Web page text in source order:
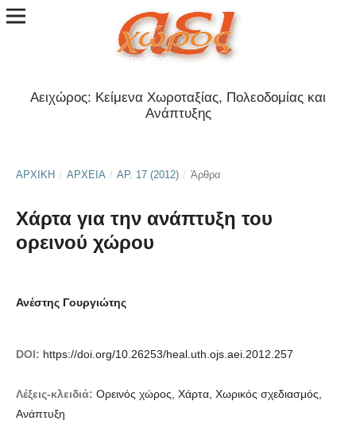
Αειχώρος: Κείμενα Χωροταξίας, Πολεοδομίας και
Ανάπτυξης
ΑΡΧΙΚΉ / ΑΡΧΕΊΑ / ΑΡ. 17 (2012) / Άρθρα
Χάρτα για την ανάπτυξη του
ορεινού χώρου
Ανέστης Γουργιώτης
DOI: https://doi.org/10.26253/heal.uth.ojs.aei.2012.257
Λέξεις-κλειδιά: Ορεινός χώρος, Χάρτα, Χωρικός σχεδιασμός,
Ανάπτυξη